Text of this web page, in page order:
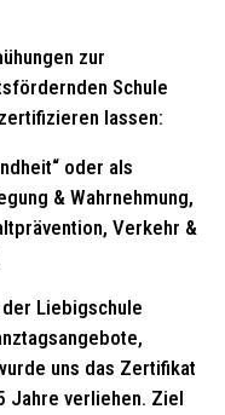
zur
Schule
lassen:
oder als
& Wahrnehmung,
Verkehr &
Liebigschule
uns das Zertifikat
Jahre verliehen. Ziel